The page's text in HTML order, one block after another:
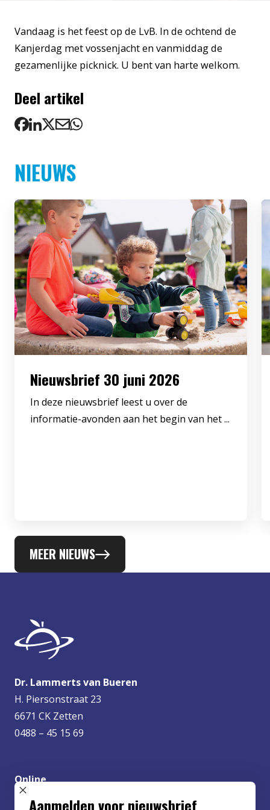
Vandaag is het feest op de LvB. In de ochtend de
Kanjerdag met vossenjacht en vanmiddag de
gezamenlijke picknick. U bent van harte welkom.
Deel artikel
NIEUWS
Nieuwsbrief 30 juni 2026
In deze nieuwsbrief leest u over de
informatie-avonden aan het begin van het ...
MEER NIEUWS
Dr. Lammerts van Bueren
H. Piersonstraat 23
6671 CK Zetten
0488 – 45 15 69
Online
info@lvbueren.nl
SLUIT POPUP
Aanmelden voor nieuwsbrief